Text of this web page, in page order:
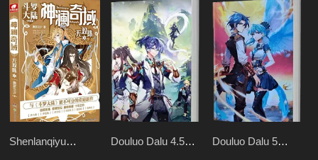
Shenlanqiyu
Douluo Dalu 4.5
Douluo Dalu 5